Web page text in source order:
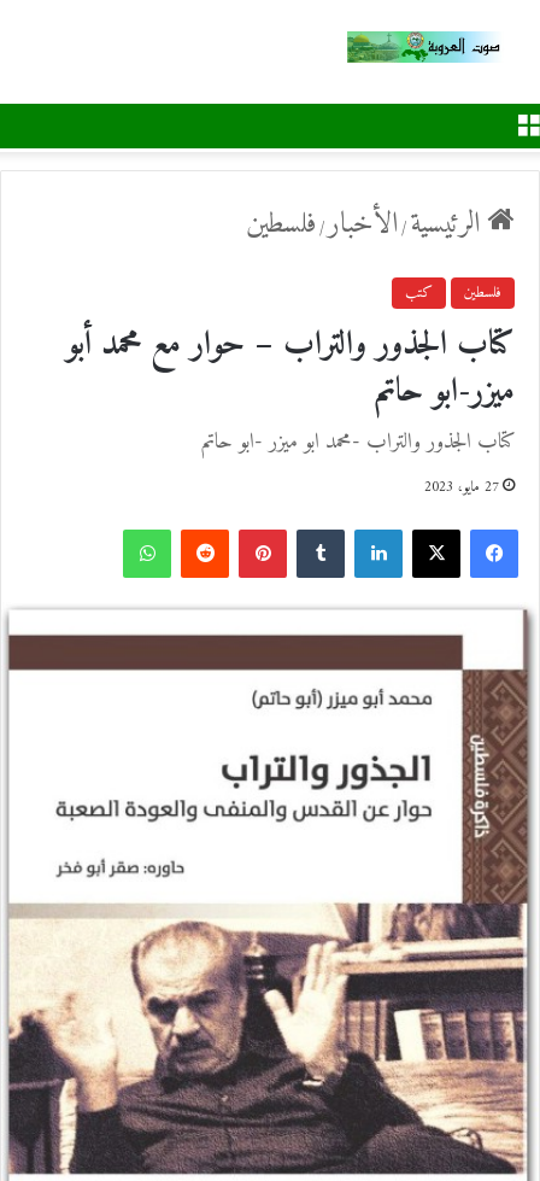
الرئيسية/الأخبار/فلسطين
فلسطين كتب
كتاب الجذور والتراب – حوار مع محمد أبو
ميزر-ابو حاتم
كتاب الجذور والتراب -محمد ابو ميزر -ابو حاتم
27 مايو، 2023
ي
س
ب
و
ك
X
ي
ن
د
ن
T
u
b
r
ي
ن
ي
ي
س
ت
R
e
d
i
t
ا
ت
ا
ب